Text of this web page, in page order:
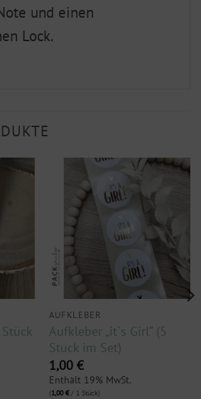
und einen
Lock.
AUFKLEBER
Aufkleber „it`s Girl“ (5
Stück im Set)
1,00 €
Enthält 19% MwSt.
(1,00€/ 1 Stück)